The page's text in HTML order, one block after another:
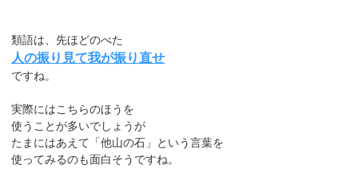
類語は、先ほどのべた
人の振り見て我が振り直せ
ですね。
実際にはこちらのほうを
使うことが多いでしょうが
たまにはあえて「他山の石」という言葉を
使ってみるのも面白そうですね。